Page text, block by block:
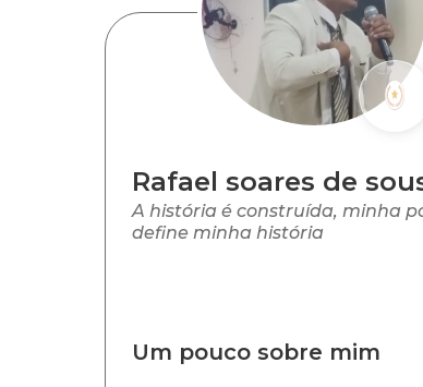
Rafael soares de
A história é construída, minha
define minha história
Um pouco sobre mim